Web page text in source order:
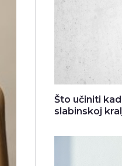
Što učiniti
slabinskoj